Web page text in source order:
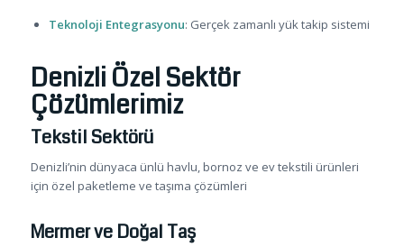
Teknoloji Entegrasyonu: Gerçek zamanlı yük takip sistemi
Denizli Özel Sektör
Çözümlerimiz
Tekstil Sektörü
Denizli’nin dünyaca ünlü havlu, bornoz ve ev tekstili ürünleri
için özel paketleme ve taşıma çözümleri
Mermer ve Doğal Taş